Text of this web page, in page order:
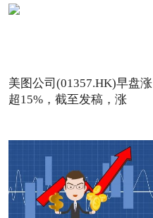
美图公司(01357.HK)早盘涨
超15%，截至发稿，涨